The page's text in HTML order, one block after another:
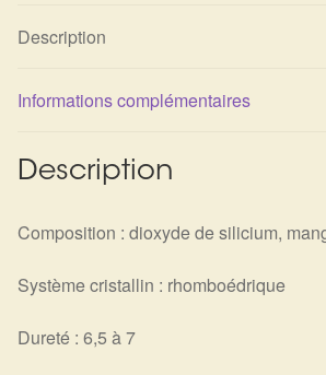
Description
Informations complémentaires
Description
Composition : dioxyde de silicium,
Système cristallin : rhomboédrique
Dureté : 6,5 à 7